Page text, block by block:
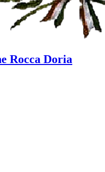
Rocca Doria